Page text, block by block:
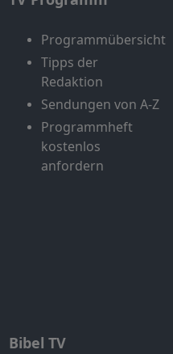
Programmübersicht
Tipps der
Redaktion
Sendungen von A-Z
Programmheft
kostenlos
anfordern
Bibel TV